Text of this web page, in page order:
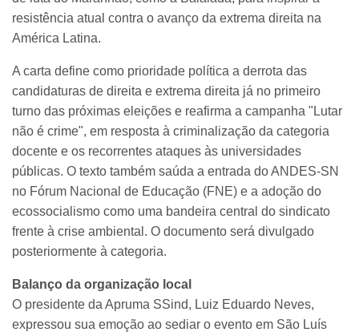
resistência atual contra o avanço da extrema direita na
América Latina.
A carta define como prioridade política a derrota das
candidaturas de direita e extrema direita já no primeiro
turno das próximas eleições e reafirma a campanha "Lutar
não é crime", em resposta à criminalização da categoria
docente e os recorrentes ataques às universidades
públicas. O texto também saúda a entrada do ANDES-SN
no Fórum Nacional de Educação (FNE) e a adoção do
ecossocialismo como uma bandeira central do sindicato
frente à crise ambiental. O documento será divulgado
posteriormente à categoria.
Balanço da organização local
O presidente da Apruma SSind, Luiz Eduardo Neves,
expressou sua emoção ao sediar o evento em São Luís